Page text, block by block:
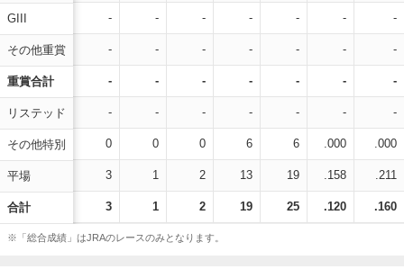
GIII
その他重賞
重賞合計
リステッド
その他特別
平場
合計
- - - - - - -
- - - - - - -
- - - - - - -
- - - - - - -
0 0 0 6 6 .000 .000
3 1 2 13 19 .158 .211
3 1 2 19 25 .120 .160
※「総合成績」はJRAのレースのみとなります。